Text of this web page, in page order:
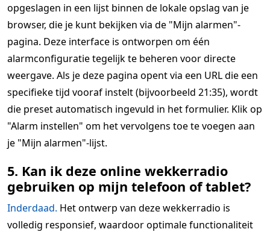
opgeslagen in een lijst binnen de lokale opslag van je
browser, die je kunt bekijken via de "Mijn alarmen"-
pagina. Deze interface is ontworpen om één
alarmconfiguratie tegelijk te beheren voor directe
weergave. Als je deze pagina opent via een URL die een
specifieke tijd vooraf instelt (bijvoorbeeld 21:35), wordt
die preset automatisch ingevuld in het formulier. Klik op
"Alarm instellen" om het vervolgens toe te voegen aan
je "Mijn alarmen"-lijst.
5. Kan ik deze online wekkerradio
gebruiken op mijn telefoon of tablet?
Inderdaad. Het ontwerp van deze wekkerradio is
volledig responsief, waardoor optimale functionaliteit